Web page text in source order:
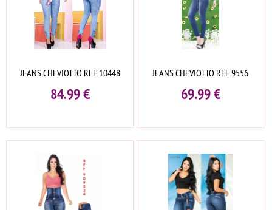
JEANS CHEVIOTTO REF 10448
84.99€
JEANS CHEVIOTTO REF 9556
69.99€